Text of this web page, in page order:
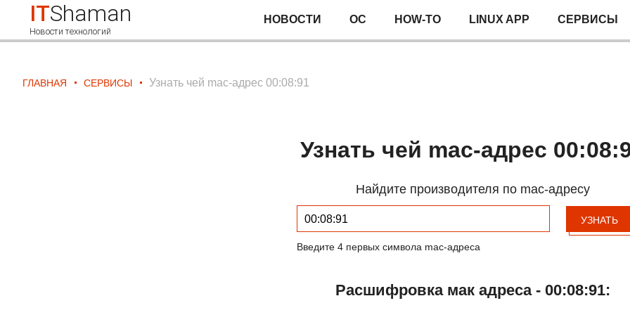
ITShaman
Новости технологий
НОВОСТИ ОС HOW-TO LINUX APP СЕРВИСЫ
ГЛАВНАЯ СЕРВИСЫ Узнать чей mac-адрес 00:08:91
Узнать чей mac-адрес
Найдите производителя по mac-адресу
УЗНАТЬ
Введите 4 первых символа mac-адреса
Расшифровка мак адреса - 00:08:91: